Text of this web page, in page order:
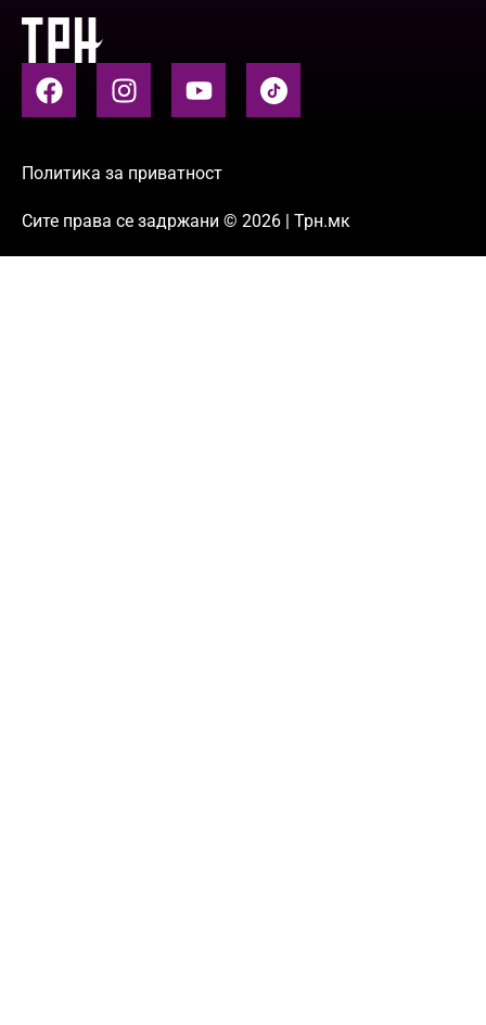
Политика за приватност
Сите права се задржани © 2026 | Трн.мк